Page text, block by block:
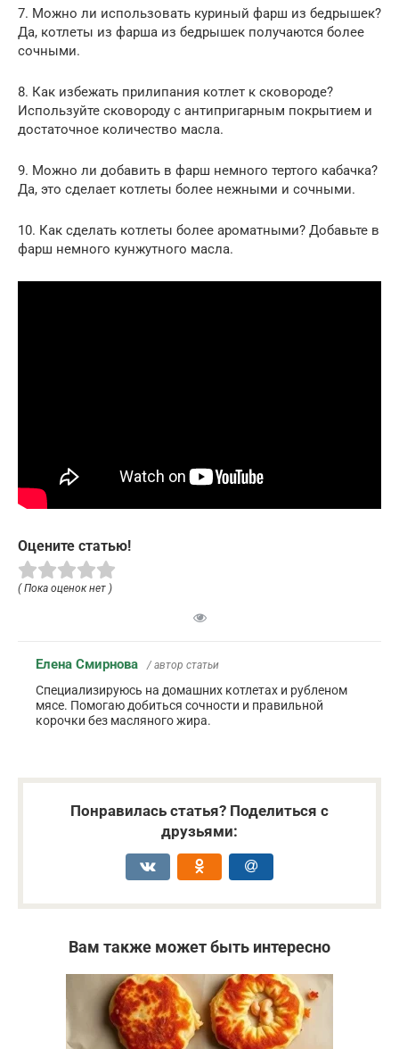
7. Можно ли использовать куриный фарш из бедрышек?
Да, котлеты из фарша из бедрышек получаются более
сочными.
8. Как избежать прилипания котлет к сковороде?
Используйте сковороду с антипригарным покрытием и
достаточное количество масла.
9. Можно ли добавить в фарш немного тертого кабачка?
Да, это сделает котлеты более нежными и сочными.
10. Как сделать котлеты более ароматными? Добавьте в
фарш немного кунжутного масла.
Оцените статью!
( Пока оценок нет )
Елена Смирнова / автор статьи
Специализируюсь на домашних котлетах и рубленом
мясе. Помогаю добиться сочности и правильной
корочки без масляного жира.
Понравилась статья? Поделиться с
друзьями:
Вам также может быть интересно